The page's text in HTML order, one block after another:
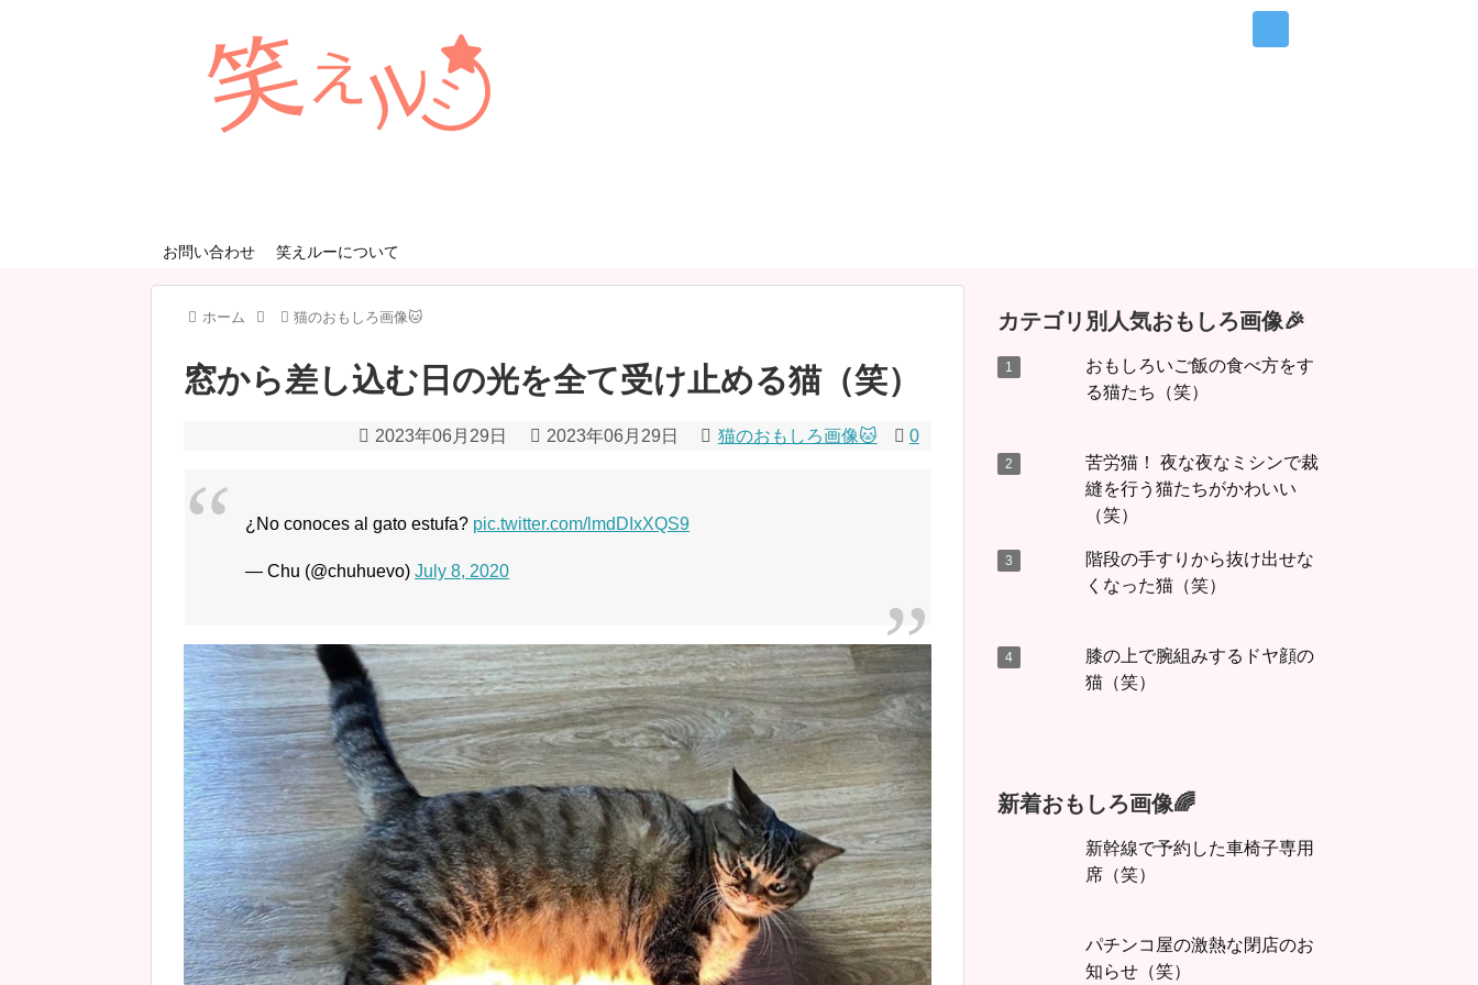
お問い合わせ 笑えルーについて
ホーム 猫のおもしろ画像🐱
窓から差し込む日の光を全て受け止める猫（笑）
2023年06月29日 2023年06月29日 猫のおもしろ画像🐱 0
¿No conoces al gato estufa? pic.twitter.com/lmdDIxXQS9
— Chu (@chuhuevo) July 8, 2020
カテゴリ別人気おもしろ画像🎉
おもしろいご飯の食べ方をす
る猫たち（笑）
苦労猫！ 夜な夜なミシンで裁
縫を行う猫たちがかわいい
（笑）
階段の手すりから抜け出せな
くなった猫（笑）
膝の上で腕組みするドヤ顔の
猫（笑）
新着おもしろ画像🌈
新幹線で予約した車椅子専用
席（笑）
パチンコ屋の激熱な閉店のお
知らせ（笑）